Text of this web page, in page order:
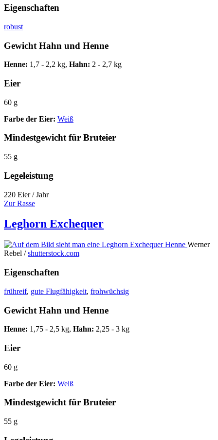
Eigenschaften
robust
Gewicht Hahn und Henne
Henne: 1,7 - 2,2 kg, Hahn: 2 - 2,7 kg
Eier
60 g
Farbe der Eier: Weiß
Mindestgewicht für Bruteier
55 g
Legeleistung
220 Eier / Jahr
Zur Rasse
Leghorn Exchequer
Werner
Rebel /shutterstock.com
Eigenschaften
frühreif, gute Flugfähigkeit, frohwüchsig
Gewicht Hahn und Henne
Henne: 1,75 - 2,5 kg, Hahn: 2,25 - 3 kg
Eier
60 g
Farbe der Eier: Weiß
Mindestgewicht für Bruteier
55 g